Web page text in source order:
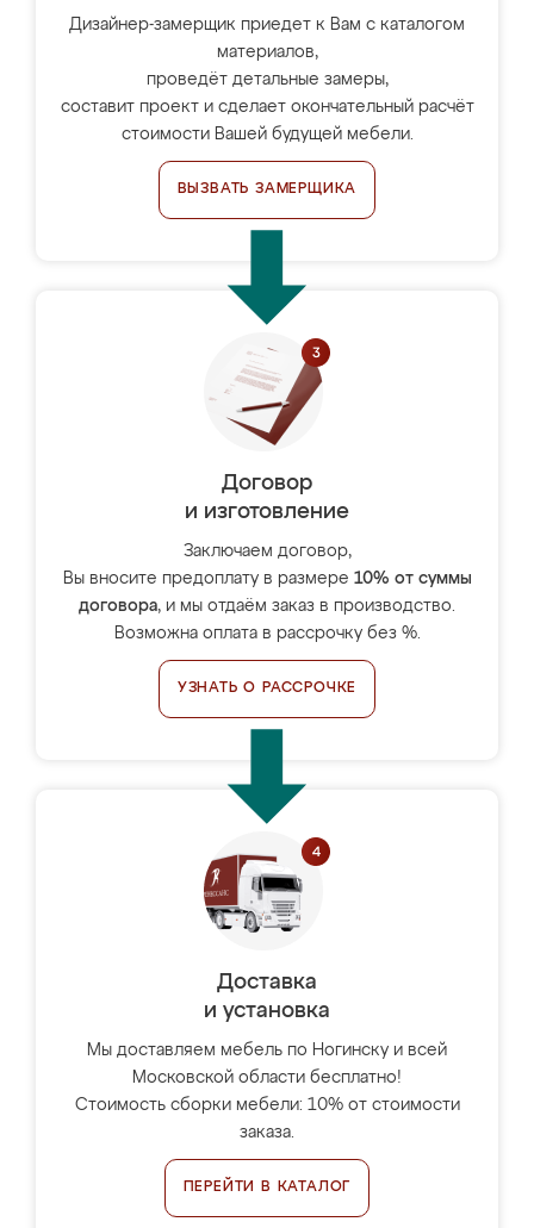
Дизайнер-замерщик приедет к Вам с каталогом
материалов,
проведёт детальные замеры,
составит проект и сделает окончательный расчёт
стоимости Вашей будущей мебели.
ВЫЗВАТЬ ЗАМЕРЩИКА
Договор
и изготовление
Заключаем договор,
Вы вносите предоплату в размере 10% от суммы
договора, и мы отдаём заказ в производство.
Возможна оплата в рассрочку без %.
УЗНАТЬ О РАССРОЧКЕ
Доставка
и установка
Мы доставляем мебель по Ногинску и всей
Московской области бесплатно!
Стоимость сборки мебели: 10% от стоимости
заказа.
ПЕРЕЙТИ В КАТАЛОГ